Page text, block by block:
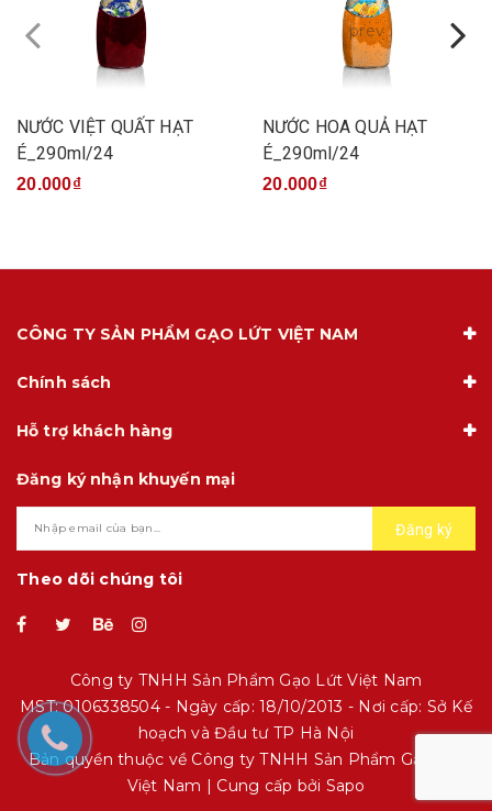
NƯỚC VIỆT QUẤT HẠT
É_290ml/24
20.000₫
NƯỚC HOA QUẢ HẠT
É_290ml/24
20.000₫
prev
CÔNG TY SẢN PHẨM GẠO LỨT VIỆT NAM
Chính sách
Hỗ trợ khách hàng
Đăng ký nhận khuyến mại
Đăng ký
Theo dõi chúng tôi
Công ty TNHH Sản Phẩm Gạo Lứt Việt Nam
MST: 0106338504 - Ngày cấp: 18/10/2013 - Nơi cấp: Sở Kế
hoạch và Đầu tư TP Hà Nội
Bản quyền thuộc về Công ty TNHH Sản Phẩm Gạo Lứt
Việt Nam | Cung cấp bởi Sapo